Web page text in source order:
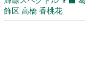
飾区 高橋 香桃花